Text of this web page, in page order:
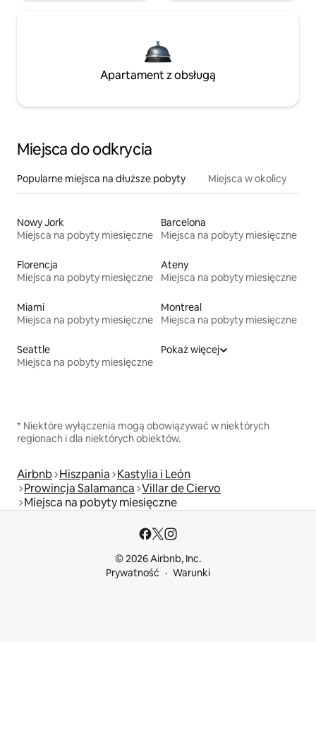
Apartament z obsługą
Miejsca do odkrycia
Popularne miejsca na dłuższe pobyty Miejsca w okolicy
Nowy Jork
Miejsca na pobyty miesięczne
Barcelona
Miejsca na pobyty miesięczne
Florencja
Miejsca na pobyty miesięczne
Ateny
Miejsca na pobyty miesięczne
Miami
Miejsca na pobyty miesięczne
Montreal
Miejsca na pobyty miesięczne
Seattle
Miejsca na pobyty miesięczne
Pokaż więcej
* Niektóre wyłączenia mogą obowiązywać w niektórych
regionach i dla niektórych obiektów.
Airbnb Hiszpania Kastylia i León
Prowincja Salamanca Villar de Ciervo
Miejsca na pobyty miesięczne
© 2026 Airbnb, Inc.
Prywatność
Warunki